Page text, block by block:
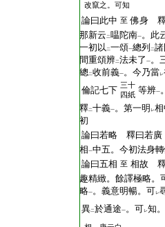
改竄之。可知
論曰此中 至 佛身
那新云 二嗢陀南一。此
一初以 二一頌一總列 二
間重頌辨二法未了 一。
總二收前義一。今乃當レ
倫記七下 三十
四紙 等辨一
釋二十義一。第一明 レ
初
論曰若略 釋曰若廣
相一中五。今初法身
論曰五相 至 相故
趣精緻。餘譯極略。
略一。義意明暢。可レ
異二於通途一。可レ知